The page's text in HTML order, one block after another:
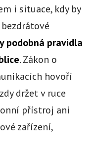
i situace, kdy by
podobná pravidla
. Zákon o
hovoří
držet v ruce
přístroj ani
zařízení,